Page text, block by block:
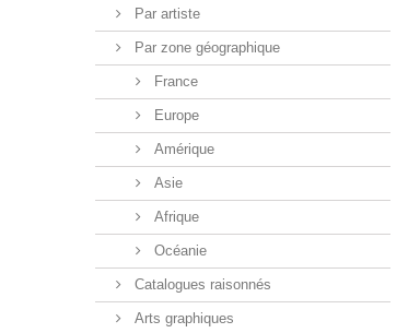
Par artiste
Par zone géographique
France
Europe
Amérique
Asie
Afrique
Océanie
Catalogues raisonnés
Arts graphiques